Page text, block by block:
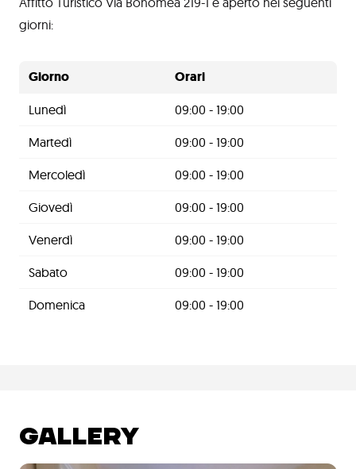
giorni:
Giorno Orari
Lunedì 09:00 - 19:00
Martedì 09:00 - 19:00
Mercoledì 09:00 - 19:00
Giovedì 09:00 - 19:00
Venerdì 09:00 - 19:00
Sabato 09:00 - 19:00
Domenica 09:00 - 19:00
GALLERY